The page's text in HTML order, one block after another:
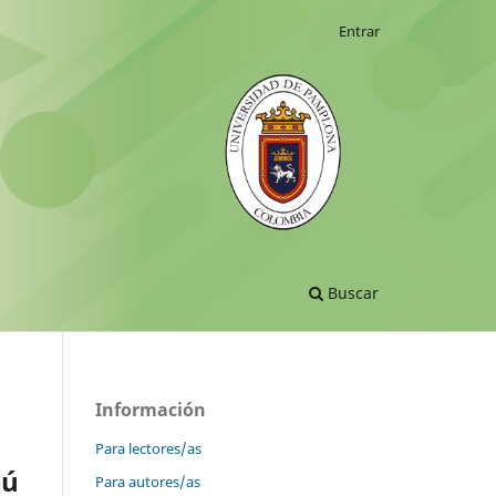
Buscar
Entrar
Información
Para lectores/as
Para autores/as